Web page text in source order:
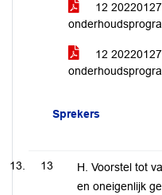
12
12
Sprekers
13
H. Voorstel tot
en oneigenlijk